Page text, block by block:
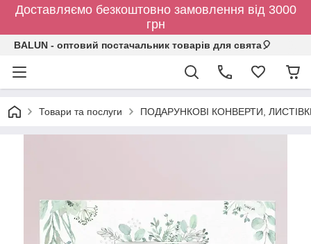
Доставляємо безкоштовно замовлення від 3000
грн
BALUN - оптовий постачальник товарів для свята🎈
Товари та послуги ПОДАРУНКОВІ КОНВЕРТИ,